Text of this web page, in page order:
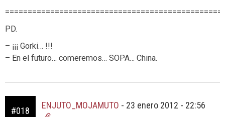
PD.
– ¡¡¡ Gorki… !!!
– En el futuro… comeremos… SOPA… China.
#018
ENJUTO_MOJAMUTO - 23 enero 2012 - 22:56